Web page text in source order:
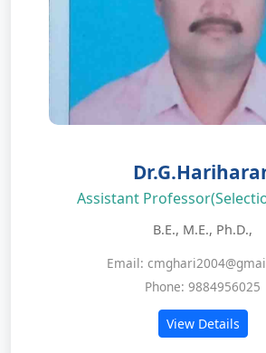
Assistant
B.E., M.E., Ph.D.,
Email:
Phone: 9884956025
View Details